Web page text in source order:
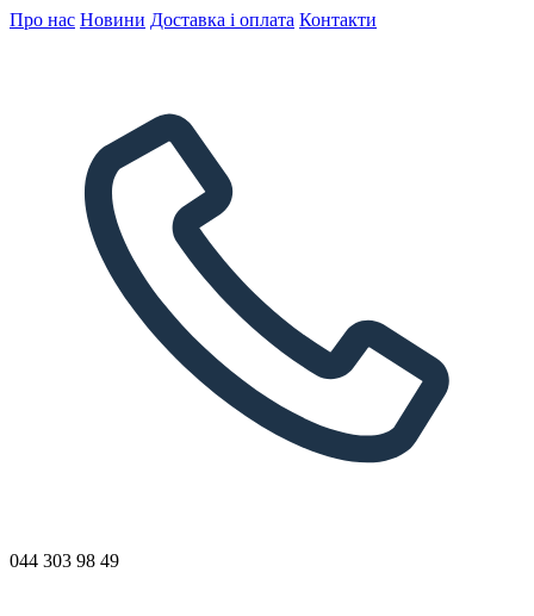
Про нас Новини Доставка і оплата Контакти
044 303 98 49